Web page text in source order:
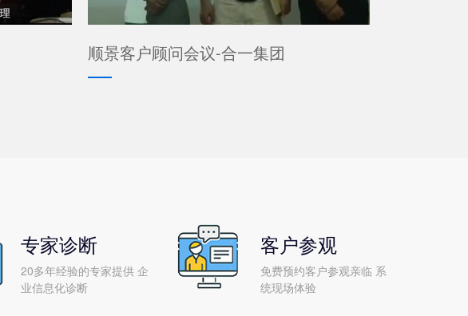
顺景客户顾问会议-合一集团
专家诊断
20多年经验的专家提供 企
业信息化诊断
客户参观
免费预约客户参观亲临 系
统现场体验